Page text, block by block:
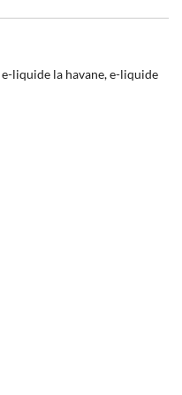
e-liquide la havane,e-liquide